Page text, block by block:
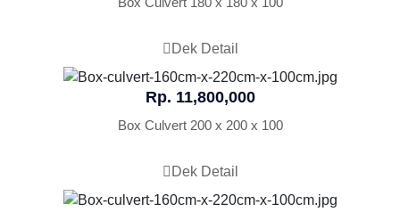
Dek Detail
Rp. 11,800,000
Box Culvert 200 x 200 x 100
Dek Detail